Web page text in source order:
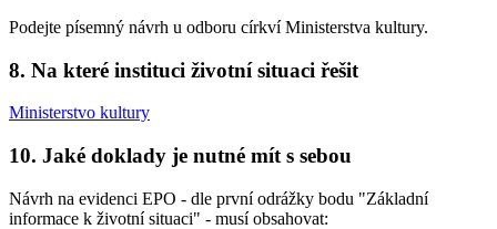
Podejte písemný návrh u odboru církví Ministerstva kultury.
8. Na které instituci životní situaci řešit
Ministerstvo kultury
10. Jaké doklady je nutné mít s sebou
Návrh na evidenci EPO - dle první odrážky bodu "Základní
informace k životní situaci" - musí obsahovat: